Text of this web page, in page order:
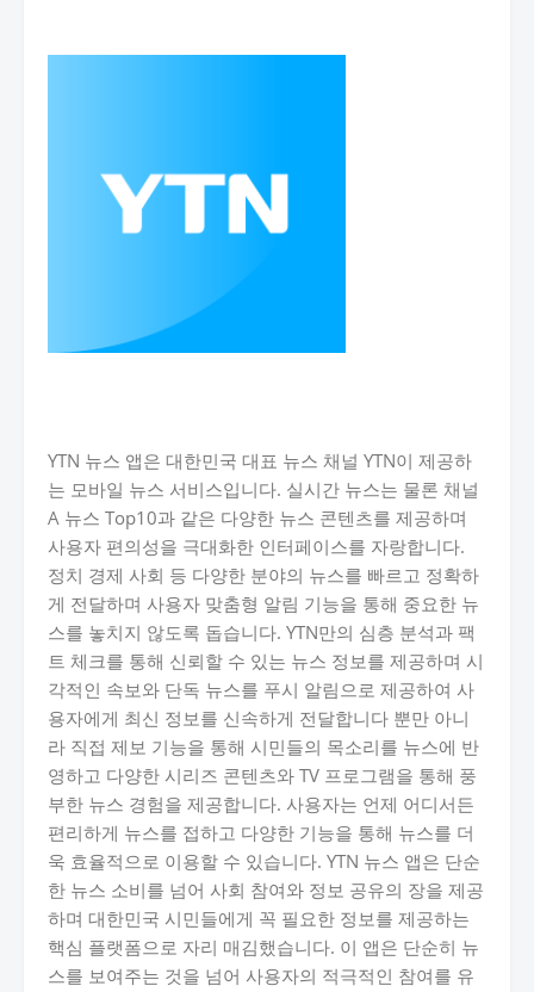
YTN 뉴스 앱은 대한민국 대표 뉴스 채널 YTN이 제공하
는 모바일 뉴스 서비스입니다. 실시간 뉴스는 물론 채널
A 뉴스 Top10과 같은 다양한 뉴스 콘텐츠를 제공하며
사용자 편의성을 극대화한 인터페이스를 자랑합니다.
정치 경제 사회 등 다양한 분야의 뉴스를 빠르고 정확하
게 전달하며 사용자 맞춤형 알림 기능을 통해 중요한 뉴
스를 놓치지 않도록 돕습니다. YTN만의 심층 분석과 팩
트 체크를 통해 신뢰할 수 있는 뉴스 정보를 제공하며 시
각적인 속보와 단독 뉴스를 푸시 알림으로 제공하여 사
용자에게 최신 정보를 신속하게 전달합니다 뿐만 아니
라 직접 제보 기능을 통해 시민들의 목소리를 뉴스에 반
영하고 다양한 시리즈 콘텐츠와 TV 프로그램을 통해 풍
부한 뉴스 경험을 제공합니다. 사용자는 언제 어디서든
편리하게 뉴스를 접하고 다양한 기능을 통해 뉴스를 더
욱 효율적으로 이용할 수 있습니다. YTN 뉴스 앱은 단순
한 뉴스 소비를 넘어 사회 참여와 정보 공유의 장을 제공
하며 대한민국 시민들에게 꼭 필요한 정보를 제공하는
핵심 플랫폼으로 자리 매김했습니다. 이 앱은 단순히 뉴
스를 보여주는 것을 넘어 사용자의 적극적인 참여를 유